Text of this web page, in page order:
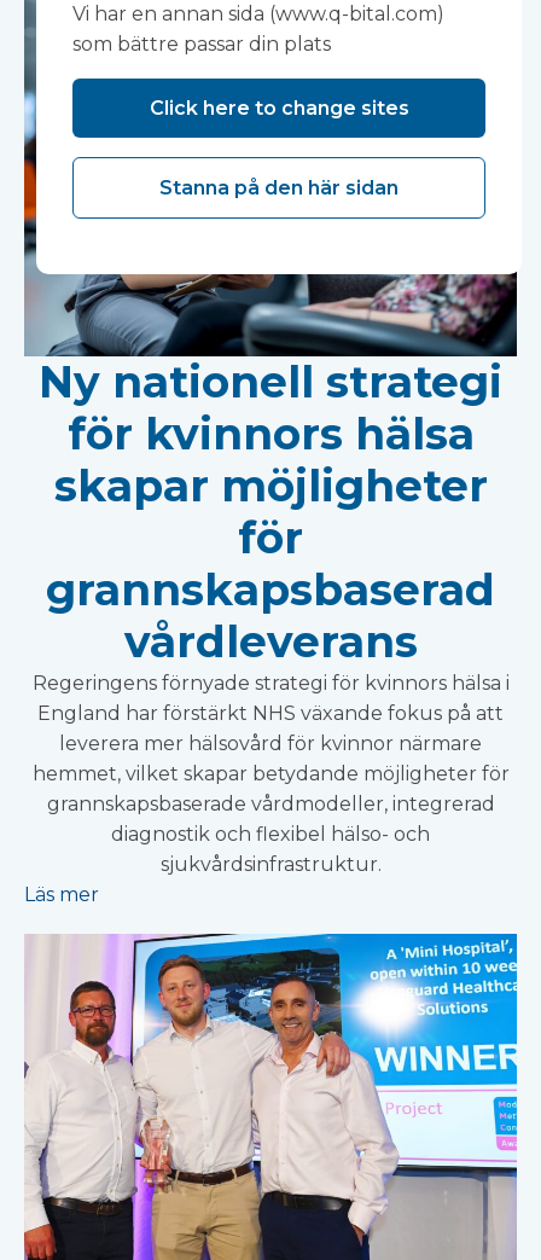
Ny nationell strategi
för kvinnors hälsa
skapar möjligheter
för
grannskapsbaserad
vårdleverans
Regeringens förnyade strategi för kvinnors hälsa i
England har förstärkt NHS växande fokus på att
leverera mer hälsovård för kvinnor närmare
hemmet, vilket skapar betydande möjligheter för
grannskapsbaserade vårdmodeller, integrerad
diagnostik och flexibel hälso- och
sjukvårdsinfrastruktur.
Läs mer
Vi har en annan sida (www.q-bital.com)
som bättre passar din plats
Click here to change sites
Stanna på den här sidan